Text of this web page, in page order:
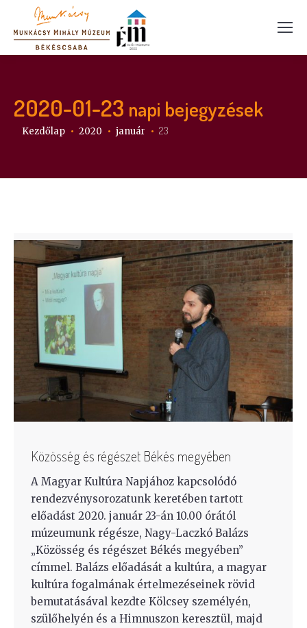
2020-01-23 napi bejegyzések
Itt vagy:
Kezdőlap 2020 január 23
Közösség és régészet Békés megyében
A Magyar Kultúra Napjához kapcsolódó
rendezvénysorozatunk keretében tartott
előadást 2020. január 23-án 10.00 órától
múzeumunk régésze, Nagy-Laczkó Balázs
„Közösség és régészet Békés megyében”
címmel. Balázs előadását a kultúra, a magyar
kultúra fogalmának értelmezéseinek rövid
bemutatásával kezdte Kölcsey személyén,
szülőhelyén és a Himnuszon keresztül, majd